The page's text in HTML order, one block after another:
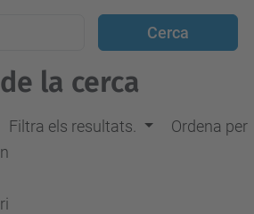
la cerca
Filtra els resultats. Ordena per